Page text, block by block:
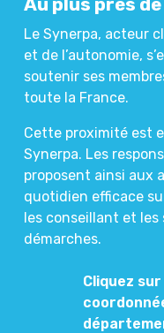
Le Synerpa, acteur
et de l’autonomie,
soutenir ses
toute la France.
Cette proximité est
Synerpa. Les
proposent ainsi aux
quotidien efficace
les conseillant et
démarches.
Cliquez